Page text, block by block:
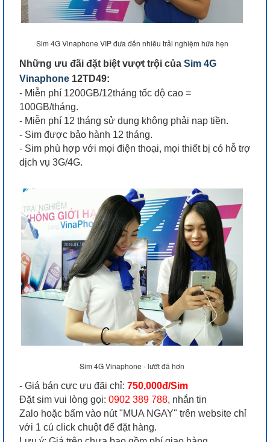
Sim 4G Vinaphone VIP đưa đến nhiều trải nghiệm hứa hẹn
Những ưu đãi đặt biệt vượt trội của Sim 4G
Vinaphone 12TD49:
- Miễn phí 1200GB/12tháng tốc độ cao =
100GB/tháng.
- Miễn phí 12 tháng sử dụng không phải nạp tiền.
- Sim được bảo hành 12 tháng.
- Sim phù hợp với mọi điện thoại, mọi thiết bị có hỗ trợ
dịch vụ 3G/4G.
Sim 4G Vinaphone - lướt đã hơn
- Giá bán cực ưu đãi chỉ: 750,000đ/Sim
Đặt sim vui lòng gọi: 0902 389 788, nhắn tin
Zalo hoặc bấm vào nút "MUA NGAY" trên website chỉ
với 1 cú click chuột để đặt hàng.